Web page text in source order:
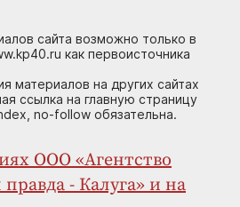
сайта возможно только в
как первоисточника
материалов на других сайтах
ссылка на главную страницу
no-follow обязательна.
ООО «Агентство
- Калуга» и на